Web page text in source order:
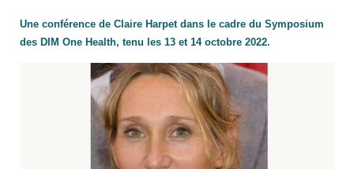
Une conférence de Claire Harpet dans le cadre du Symposium
des DIM One Health, tenu les 13 et 14 octobre 2022.